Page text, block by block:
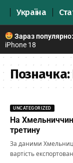
Україна
Зараз популярно:
iPhone 18
Позначка:
UNCATEGORIZED
На
третину
За даними
вартість